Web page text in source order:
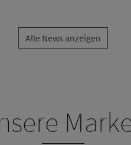
Alle News anzeigen